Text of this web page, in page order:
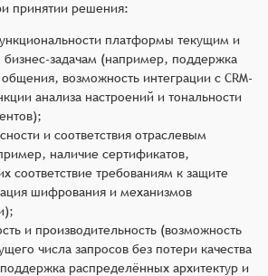
принятии решения:
платформы текущим и
бизнес-задачам (например, поддержка
возможность интеграции с CRM-
анализа настроений и тональности
и соответствия отраслевым
наличие сертификатов,
соответствие требованиям к защите
шифрования и механизмов
и производительность (возможность
числа запросов без потери качества
распределённых архитектур и